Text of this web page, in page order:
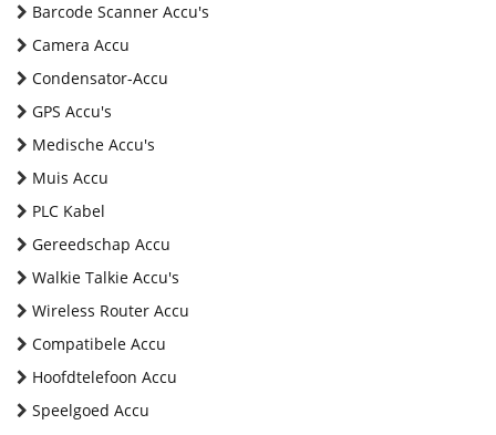
Barcode Scanner Accu's
Camera Accu
Condensator-Accu
GPS Accu's
Medische Accu's
Muis Accu
PLC Kabel
Gereedschap Accu
Walkie Talkie Accu's
Wireless Router Accu
Compatibele Accu
Hoofdtelefoon Accu
Speelgoed Accu